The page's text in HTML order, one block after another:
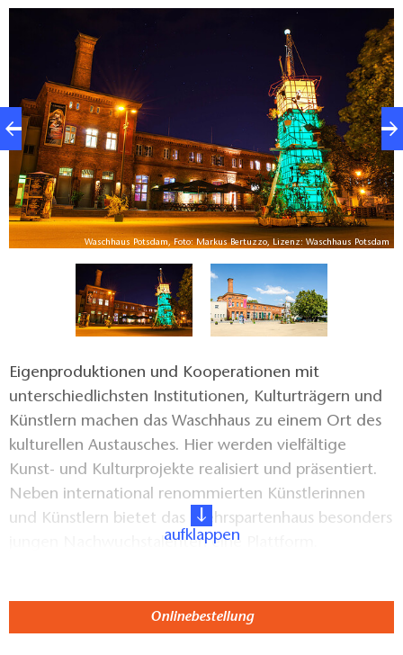
Waschhaus Potsdam, Foto: Markus Bertuzzo, Lizenz: Waschhaus Potsdam
Eigenproduktionen und Kooperationen mit
unterschiedlichsten Institutionen, Kulturträgern und
Künstlern machen das Waschhaus zu einem Ort des
kulturellen Austausches. Hier werden vielfältige
Kunst- und Kulturprojekte realisiert und präsentiert.
Neben international renommierten Künstlerinnen
und Künstlern bietet das Mehrspartenhaus besonders
jungen Nachwuchstalenten eine Plattform.
Einrichtung in der Schiffbauergasse und betreibt auch
aufklappen
Onlinebestellung